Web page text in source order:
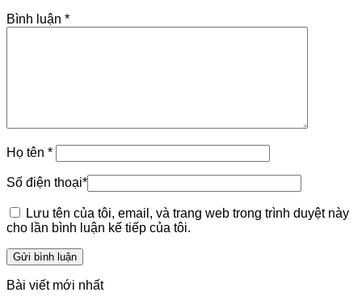
Bình luận *
Họ tên *
Số điện thoại*
Lưu tên của tôi, email, và trang web trong trình duyệt này
cho lần bình luận kế tiếp của tôi.
Bài viết mới nhất